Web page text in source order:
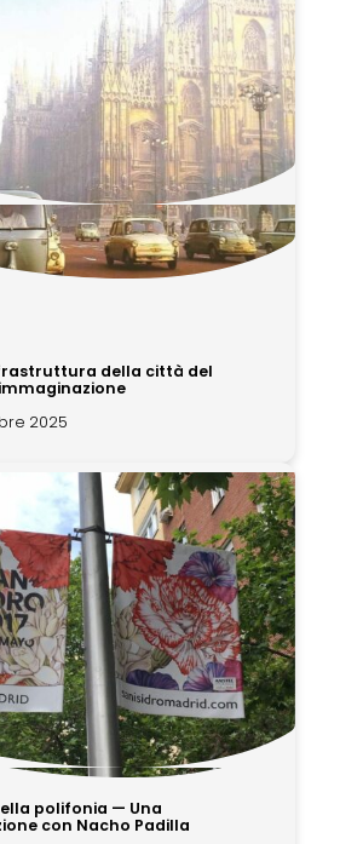
della città del
2025
polifonia — Una
con Nacho Padilla